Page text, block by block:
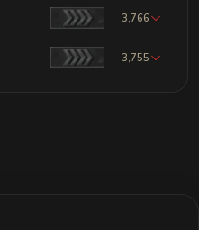
3,766
3,755